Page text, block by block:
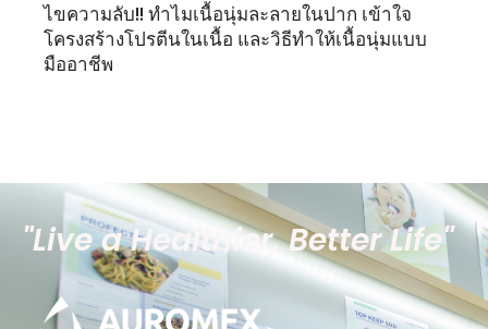
ไขความลับ!! ทำไมเนื้อนุ่มละลายในปาก เข้าใจ
โครงสร้างโปรตีนในเนื้อ และวิธีทำให้เนื้อนุ่มแบบ
มืออาชีพ
"Live a Healthier, Better Life"